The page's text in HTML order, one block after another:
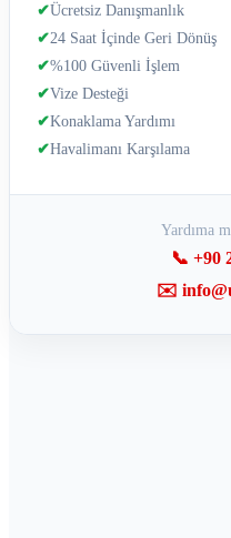
✔Ücretsiz Danışmanlık
✔24 Saat İçinde Geri Dönüş
✔%100 Güvenli İşlem
✔Vize Desteği
✔Konaklama Yardımı
✔Havalimanı Karşılama
Yardıma
📞 +90
✉️